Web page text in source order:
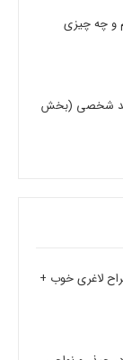
و چه چیزی
رشد شخصی (بخش
یک جراح لاغری خوب +